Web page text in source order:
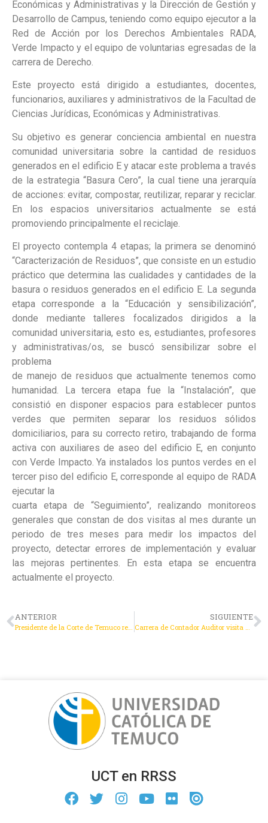
Económicas y Administrativas y la Dirección de Gestión y
Desarrollo de Campus, teniendo como equipo ejecutor a la
Red de Acción por los Derechos Ambientales RADA,
Verde Impacto y el equipo de voluntarias egresadas de la
carrera de Derecho.
Este proyecto está dirigido a estudiantes, docentes,
funcionarios, auxiliares y administrativos de la Facultad de
Ciencias Jurídicas, Económicas y Administrativas.
Su objetivo es generar conciencia ambiental en nuestra
comunidad universitaria sobre la cantidad de residuos
generados en el edificio E y atacar este problema a través
de la estrategia “Basura Cero”, la cual tiene una jerarquía
de acciones: evitar, compostar, reutilizar, reparar y reciclar.
En los espacios universitarios actualmente se está
promoviendo principalmente el reciclaje.
El proyecto contempla 4 etapas; la primera se denominó
“Caracterización de Residuos”, que consiste en un estudio
práctico que determina las cualidades y cantidades de la
basura o residuos generados en el edificio E. La segunda
etapa corresponde a la “Educación y sensibilización”,
donde mediante talleres focalizados dirigidos a la
comunidad universitaria, esto es, estudiantes, profesores
y administrativas/os, se buscó sensibilizar sobre el
problema
de manejo de residuos que actualmente tenemos como
humanidad. La tercera etapa fue la “Instalación”, que
consistió en disponer espacios para establecer puntos
verdes que permiten separar los residuos sólidos
domiciliarios, para su correcto retiro, trabajando de forma
activa con auxiliares de aseo del edificio E, en conjunto
con Verde Impacto. Ya instalados los puntos verdes en el
tercer piso del edificio E, corresponde al equipo de RADA
ejecutar la
cuarta etapa de “Seguimiento”, realizando monitoreos
generales que constan de dos visitas al mes durante un
periodo de tres meses para medir los impactos del
proyecto, detectar errores de implementación y evaluar
las mejoras pertinentes. En esta etapa se encuentra
actualmente el proyecto.
ANTERIOR
Presidente de la Corte de Temuco recibió saludo protocolar de representantes del Centro de Mediación y Arbitraje de La Araucanía
SIGUIENTE
Carrera de Contador Auditor visita a Auditoras en Santiago
UCT en RRSS